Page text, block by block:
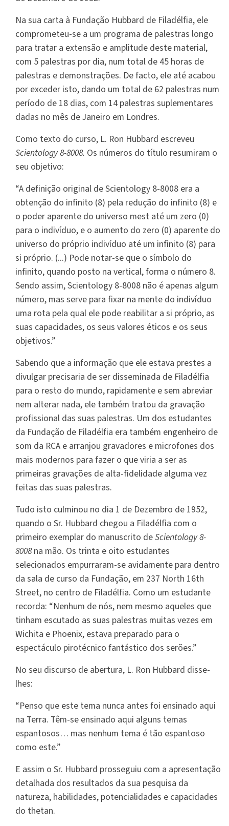
Na sua carta à Fundação Hubbard de Filadélfia, ele
comprometeu-se a um programa de palestras longo
para tratar a extensão e amplitude deste material,
com 5 palestras por dia, num total de 45 horas de
palestras e demonstrações. De facto, ele até acabou
por exceder isto, dando um total de 62 palestras num
período de 18 dias, com 14 palestras suplementares
dadas no mês de Janeiro em Londres.
Como texto do curso, L. Ron Hubbard escreveu
Scientology 8-8008. Os números do título resumiram o
seu objetivo:
“A definição original de Scientology 8-8008 era a
obtenção do infinito (8) pela redução do infinito (8) e
o poder aparente do universo mest até um zero (0)
para o indivíduo, e o aumento do zero (0) aparente do
universo do próprio indivíduo até um infinito (8) para
si próprio. (...) Pode notar-se que o símbolo do
infinito, quando posto na vertical, forma o número 8.
Sendo assim, Scientology 8-8008 não é apenas algum
número, mas serve para fixar na mente do indivíduo
uma rota pela qual ele pode reabilitar a si próprio, as
suas capacidades, os seus valores éticos e os seus
objetivos.”
Sabendo que a informação que ele estava prestes a
divulgar precisaria de ser disseminada de Filadélfia
para o resto do mundo, rapidamente e sem abreviar
nem alterar nada, ele também tratou da gravação
profissional das suas palestras. Um dos estudantes
da Fundação de Filadélfia era também engenheiro de
som da RCA e arranjou gravadores e microfones dos
mais modernos para fazer o que viria a ser as
primeiras gravações de alta-fidelidade alguma vez
feitas das suas palestras.
Tudo isto culminou no dia 1 de Dezembro de 1952,
quando o Sr. Hubbard chegou a Filadélfia com o
primeiro exemplar do manuscrito deScientology 8-
8008na mão. Os trinta e oito estudantes
selecionados empurraram-se avidamente para dentro
da sala de curso da Fundação, em 237 North 16th
Street, no centro de Filadélfia. Como um estudante
recorda: “Nenhum de nós, nem mesmo aqueles que
tinham escutado as suas palestras muitas vezes em
Wichita e Phoenix, estava preparado para o
espectáculo pirotécnico fantástico dos serões.”
No seu discurso de abertura, L. Ron Hubbard disse-
lhes:
“Penso que este tema nunca antes foi ensinado aqui
na Terra. Têm-se ensinado aqui alguns temas
espantosos… mas nenhum tema é tão espantoso
como este.”
E assim o Sr. Hubbard prosseguiu com a apresentação
detalhada dos resultados da sua pesquisa da
natureza, habilidades, potencialidades e capacidades
do thetan.